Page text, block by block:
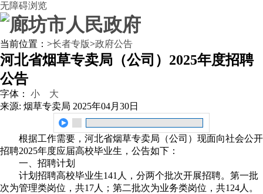
无障碍浏览
当前位置： >长者专版>政府公告
河北省烟草专卖局（公司）2025年度招聘
公告
字体： 小
大
来源: 烟草专卖局 2025年04月30日
根据工作需要，河北省烟草专卖局（公司）现面向社会公开
招聘2025年度应届高校毕业生，公告如下：
一、招聘计划
计划招聘高校毕业生141人，分两个批次开展招聘。第一批
次为管理类岗位，共17人；第二批次为业务类岗位，共124人。